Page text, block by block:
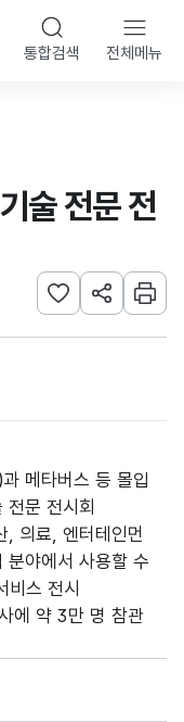
통합검색 전체메뉴
술 전문 전
관심사 등록하기
URL 공유하
인쇄
메타버스 등 몰입
문 전시회
, 의료, 엔터테인먼
분야에서 사용할 수
비스 전시
에 약 3만 명 참관